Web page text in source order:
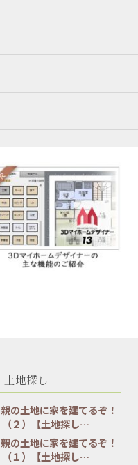
土地探し
親の土地に家を建てるぞ！
（２）【土地探し…
親の土地に家を建てるぞ！
（１）【土地探し…